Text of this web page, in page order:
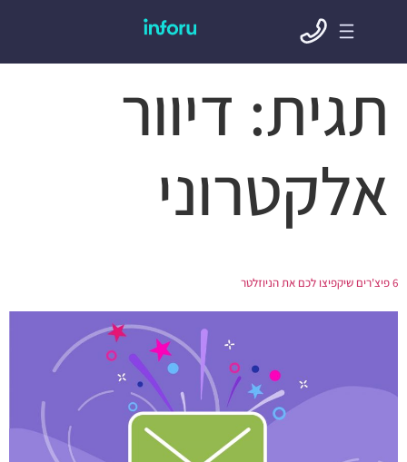
תגית: דיוור
אלקטרוני
6 פיצ'רים שיקפיצו לכם את הניוזלטר